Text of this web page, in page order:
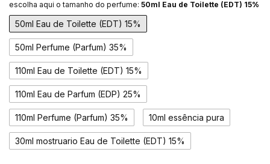
escolha aqui o tamanho do perfume: 50ml Eau de Toilette (EDT) 15%
50ml Eau de Toilette (EDT) 15%
50ml Perfume (Parfum) 35%
110ml Eau de Toilette (EDT) 15%
110ml Eau de Parfum (EDP) 25%
110ml Perfume (Parfum) 35% 10ml essência pura
30ml mostruario Eau de Toilette (EDT) 15%